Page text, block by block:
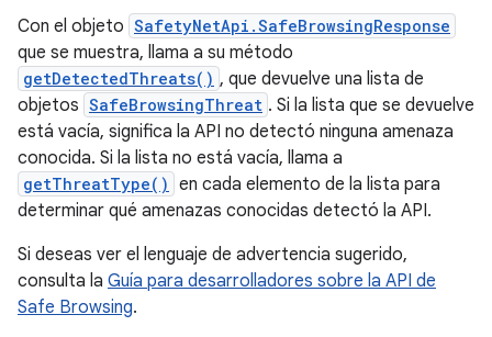
Con el objeto SafetyNetApi.SafeBrowsingResponse
que se muestra, llama a su método
getDetectedThreats() , que devuelve una lista de
objetos SafeBrowsingThreat . Si la lista que se devuelve
está vacía, significa la API no detectó ninguna amenaza
conocida. Si la lista no está vacía, llama a
getThreatType() en cada elemento de la lista para
determinar qué amenazas conocidas detectó la API.
Si deseas ver el lenguaje de advertencia sugerido,
consulta la Guía para desarrolladores sobre la API de
Safe Browsing.